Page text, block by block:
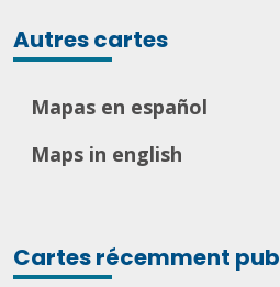
Autres cartes
Mapas en español
Maps in english
Cartes récemment